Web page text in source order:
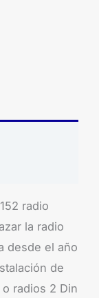
radio
la radio
desde el año
de
radios 2 Din